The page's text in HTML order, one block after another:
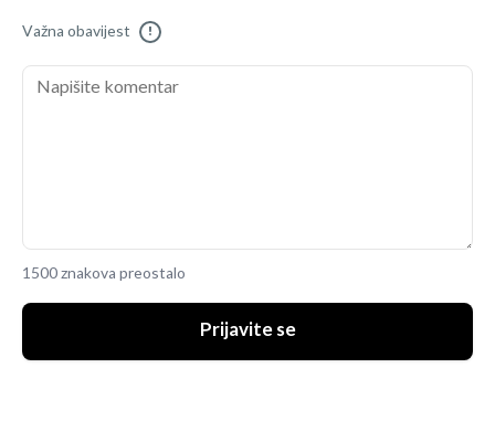
Važna obavijest !
1500 znakova preostalo
Prijavite se